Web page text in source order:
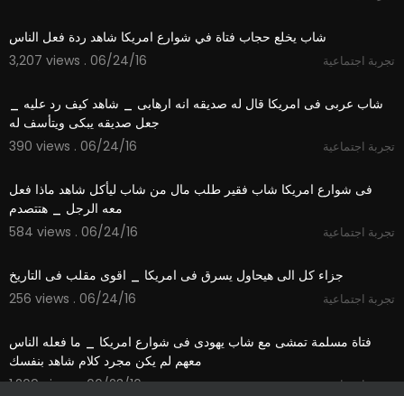
شاب يخلع حجاب فتاة في شوارع امريكا شاهد ردة فعل الناس
3,207 views . 06/24/16
تجربة اجتماعية
شاب عربى فى امريكا قال له صديقه انه ارهابى _ شاهد كيف رد عليه _
جعل صديقه يبكى ويتأسف له
390 views . 06/24/16
تجربة اجتماعية
فى شوارع امريكا شاب فقير طلب مال من شاب ليأكل شاهد ماذا فعل
معه الرجل _ هتتصدم
584 views . 06/24/16
تجربة اجتماعية
جزاء كل الى هيحاول يسرق فى امريكا _ اقوى مقلب فى التاريخ
256 views . 06/24/16
تجربة اجتماعية
فتاة مسلمة تمشى مع شاب يهودى فى شوارع امريكا _ ما فعله الناس
معهم لم يكن مجرد كلام شاهد بنفسك
1,209 views . 06/23/16
تجربة اجتماعية